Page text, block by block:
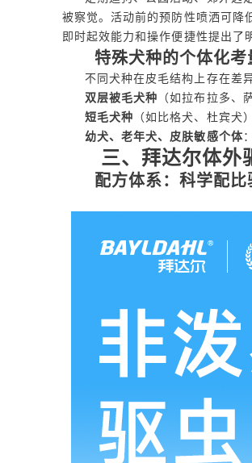
被察觉。活动前的预防性喷洒可降
即时起效能力和操作便捷性提出了
特殊犬种的个体化考
不同犬种在皮毛结构上存在差异
双层被毛犬种 （如拉布拉多、
短毛犬种 （如比格犬、杜宾犬
幼犬、老年犬、皮肤敏感个体
三、拜达尔体外
配方体系：科学配